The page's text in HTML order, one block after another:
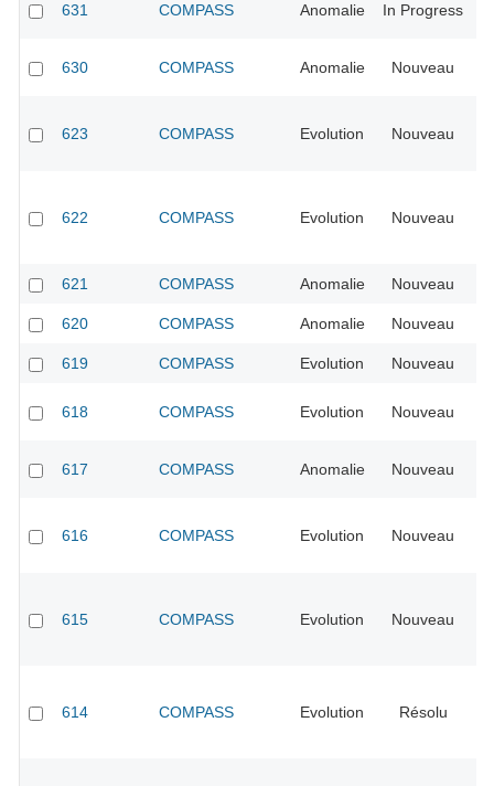
631 COMPASS Anomalie In Progress
630 COMPASS Anomalie Nouveau
623 COMPASS Evolution Nouveau
622 COMPASS Evolution Nouveau
621 COMPASS Anomalie Nouveau
620 COMPASS Anomalie Nouveau
619 COMPASS Evolution Nouveau
618 COMPASS Evolution Nouveau
617 COMPASS Anomalie Nouveau
616 COMPASS Evolution Nouveau
615 COMPASS Evolution Nouveau
614 COMPASS Evolution Résolu